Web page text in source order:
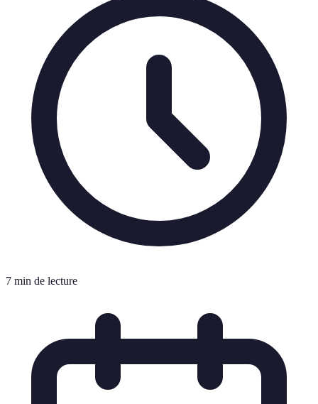
7 min de lecture